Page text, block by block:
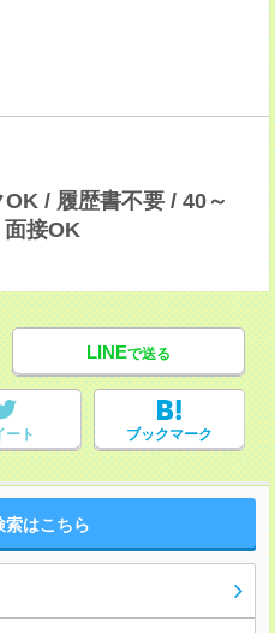
/ 履歴書不要 / 40～
接OK
LINEで送る
ート ブックマーク
索はこちら